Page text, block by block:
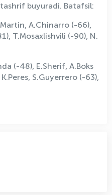
buyuradi. Batafsil:
A.Chinarro (-66),
T.Mosaxlishvili (-90), N.
(-48), E.Sherif, A.Boks
S.Guyerrero (-63),